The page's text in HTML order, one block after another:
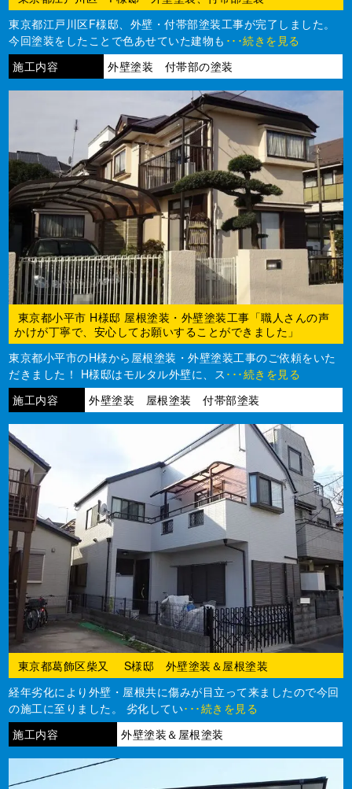
東京都江戸川区F様邸、外壁・付帯部塗装工事が完了しました。
今回塗装をしたことで色あせていた建物も ･･･続きを見る
施工内容
外壁塗装 付帯部の塗装
東京都小平市 H様邸 屋根塗装・外壁塗装工事「職人さんの声
かけが丁寧で、安心してお願いすることができました」
東京都小平市のH様から屋根塗装・外壁塗装工事のご依頼をいた
だきました！ H様邸はモルタル外壁に、ス ･･･続きを見る
施工内容
外壁塗装 屋根塗装 付帯部塗装
東京都葛飾区柴又 S様邸 外壁塗装＆屋根塗装
経年劣化により外壁・屋根共に傷みが目立って来ましたので今回
の施工に至りました。 劣化してい･･･続きを見る
施工内容
外壁塗装＆屋根塗装